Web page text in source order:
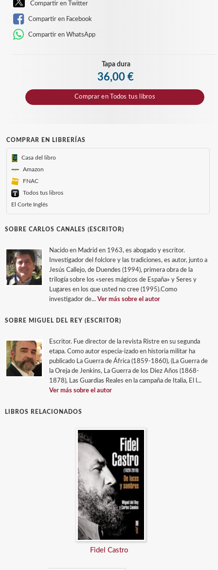
Compartir en Twitter
Compartir en Facebook
Compartir en WhatsApp
Tapa dura
36,00 €
Comprar en Todos tus libros
COMPRAR EN LIBRERÍAS
Casa del libro
Amazon
FNAC
Todos tus libros
El Corte Inglés
SOBRE CARLOS CANALES (ESCRITOR)
Nacido en Madrid en 1963, es abogado y escritor.
Investigador del folclore y las tradiciones, es autor, junto a
Jesús Callejo, de Duendes (1994), primera obra de la
trilogía sobre los «seres mágicos de España» y Seres y
Lugares en los que usted no cree (1995).Como
investigador de... Ver más sobre el autor
SOBRE MIGUEL DEL REY (ESCRITOR)
Escritor. Fue director de la revista Ristre en su segunda
etapa. Como autor especia-izado en historia militar ha
publicado La Guerra de África (1859-1860), (La Guerra de
la Oreja de Jenkins, La Guerra de los Diez Años (1868-
1878), Las Guardias Reales en la campaña de Italia, El l...
Ver más sobre el autor
LIBROS RELACIONADOS
Fidel Castro